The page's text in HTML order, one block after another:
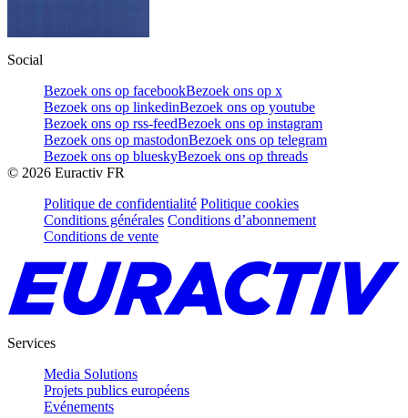
Social
Bezoek ons op facebookBezoek ons op x
Bezoek ons op linkedinBezoek ons op youtube
Bezoek ons op rss-feedBezoek ons op instagram
Bezoek ons op mastodonBezoek ons op telegram
Bezoek ons op blueskyBezoek ons op threads
© 2026 Euractiv FR
Politique de confidentialité Politique cookies
Conditions générales Conditions d’abonnement
Conditions de vente
Services
Media Solutions
Projets publics européens
Evénements